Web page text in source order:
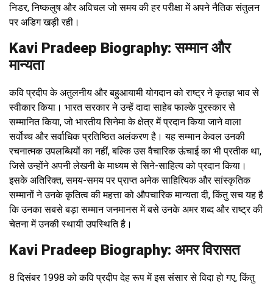
निडर, निष्कलुष और अविचल जो समय की हर परीक्षा में अपने नैतिक संतुलन
पर अडिग खड़ी रही।
Kavi Pradeep Biography: सम्मान और
मान्यता
कवि प्रदीप के अतुलनीय और बहुआयामी योगदान को राष्ट्र ने कृतज्ञ भाव से
स्वीकार किया। भारत सरकार ने उन्हें दादा साहेब फाल्के पुरस्कार से
सम्मानित किया, जो भारतीय सिनेमा के क्षेत्र में प्रदान किया जाने वाला
सर्वोच्च और सर्वाधिक प्रतिष्ठित अलंकरण है। यह सम्मान केवल उनकी
रचनात्मक उपलब्धियों का नहीं, बल्कि उस वैचारिक ऊंचाई का भी प्रतीक था,
जिसे उन्होंने अपनी लेखनी के माध्यम से सिने-साहित्य को प्रदान किया।
इसके अतिरिक्त, समय-समय पर प्राप्त अनेक साहित्यिक और सांस्कृतिक
सम्मानों ने उनके कृतित्व की महत्ता को औपचारिक मान्यता दी, किंतु सच यह है
कि उनका सबसे बड़ा सम्मान जनमानस में बसे उनके अमर शब्द और राष्ट्र की
चेतना में उनकी स्थायी उपस्थिति है।
Kavi Pradeep Biography: अमर विरासत
8 दिसंबर 1998 को कवि प्रदीप देह रूप में इस संसार से विदा हो गए, किंतु